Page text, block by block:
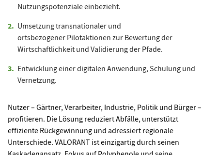
Nutzungspotenziale einbezieht.
Umsetzung transnationaler und
ortsbezogener Pilotaktionen zur Bewertung der
Wirtschaftlichkeit und Validierung der Pfade.
Entwicklung einer digitalen Anwendung, Schulung und
Vernetzung.
Nutzer – Gärtner, Verarbeiter, Industrie, Politik und Bürger –
profitieren. Die Lösung reduziert Abfälle, unterstützt
effiziente Rückgewinnung und adressiert regionale
Unterschiede. VALORANT ist einzigartig durch seinen